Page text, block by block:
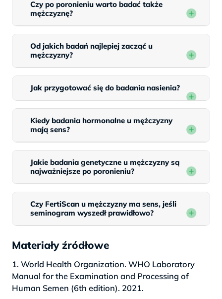
Czy po poronieniu warto badać także
mężczyznę?
Od jakich badań najlepiej zacząć u
mężczyzny?
Jak przygotować się do badania nasienia?
Kiedy badania hormonalne u mężczyzny
mają sens?
Jakie badania genetyczne u mężczyzny są
najważniejsze po poronieniu?
Czy FertiScan u mężczyzny ma sens, jeśli
seminogram wyszedł prawidłowo?
Materiały źródłowe
1. World Health Organization. WHO Laboratory
Manual for the Examination and Processing of
Human Semen (6th edition). 2021.